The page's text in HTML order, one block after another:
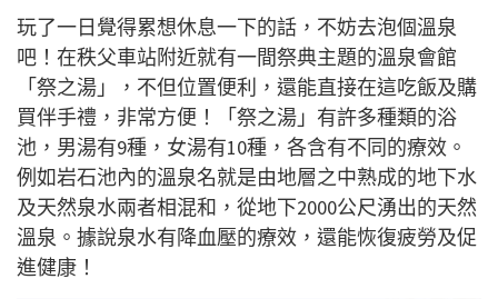
玩了一日覺得累想休息一下的話，不妨去泡個溫泉
吧！在秩父車站附近就有一間祭典主題的溫泉會館
「祭之湯」，不但位置便利，還能直接在這吃飯及購
買伴手禮，非常方便！「祭之湯」有許多種類的浴
池，男湯有9種，女湯有10種，各含有不同的療效。
例如岩石池內的溫泉名就是由地層之中熟成的地下水
及天然泉水兩者相混和，從地下2000公尺湧出的天然
溫泉。據說泉水有降血壓的療效，還能恢復疲勞及促
進健康！